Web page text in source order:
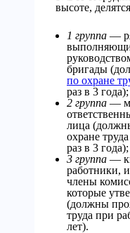
высоте,
1 группа —
бригады
по охране
раз в 3 года);
2 группа —
лица
охране
раз в 3 года);
3 группа —
работники,
члены
которые
(должны
труда при
лет).